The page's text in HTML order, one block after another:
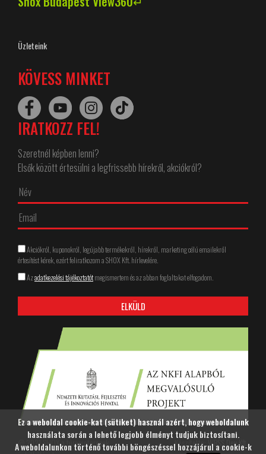
Üzleteink
KÖVESS MINKET
IRATKOZZ FEL!
Szeretnél képben lenni?
Elsők között értesülni a legfrissebb hírekről, akciókról?
Akciókról, kuponokról, legújabb termékekről, hírekről, marketing célú emailekről
értesítést kérek, ezért feliratkozom a SHOX Kft. hírlevelére.
Azadatkezelési tájékoztatótmegismertem és az abban foglaltakat elfogadom.
@ 2021 SHOX a túramotorosok
Készítette:WBSS Dev Kft.
Ez a weboldal cookie-kat (sütiket) használ azért, hogy weboldalunk
használata során a lehető legjobb élményt tudjuk biztosítani.
A weboldalunkon történő további böngészéssel hozzájárul a cookie-k